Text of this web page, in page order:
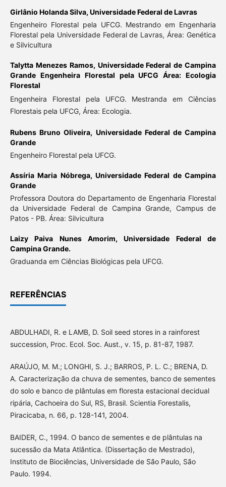
Girlânio Holanda Silva, Universidade Federal de Lavras
Engenheiro Florestal pela UFCG. Mestrando em Engenharia
Florestal pela Universidade Federal de Lavras, Área: Genética
e Silvicultura
Talytta Menezes Ramos, Universidade Federal de Campina
Grande Engenheira Florestal pela UFCG Área: Ecologia
Florestal
Engenheira Florestal pela UFCG. Mestranda em Ciências
Florestais pela UFCG, Área: Ecologia.
Rubens Bruno Oliveira, Universidade Federal de Campina
Grande
Engenheiro Florestal pela UFCG.
Assíria Maria Nóbrega, Universidade Federal de Campina
Grande
Professora Doutora do Departamento de Engenharia Florestal
da Universidade Federal de Campina Grande, Campus de
Patos - PB. Área: Silvicultura
Laizy Paiva Nunes Amorim,Universidade Federal de
Campina Grande.
Graduanda em Ciências Biológicas pela UFCG.
REFERÊNCIAS
ABDULHADI, R. e LAMB, D. Soil seed stores in a rainforest
succession, Proc. Ecol. Soc. Aust., v. 15, p. 81-87, 1987.
ARAÚJO, M. M.; LONGHI, S. J.; BARROS, P. L. C.; BRENA, D.
A. Caracterização da chuva de sementes, banco de sementes
do solo e banco de plântulas em floresta estacional decidual
ripária, Cachoeira do Sul, RS, Brasil. Scientia Forestalis,
Piracicaba, n. 66, p. 128-141, 2004.
BAIDER, C., 1994. O banco de sementes e de plântulas na
sucessão da Mata Atlântica. (Dissertação de Mestrado),
Instituto de Biociências, Universidade de São Paulo, São
Paulo. 1994.